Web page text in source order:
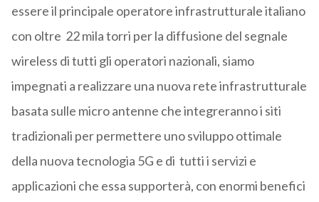
essere il principale operatore infrastrutturale italiano
con oltre 22 mila torri per la diffusione del segnale
wireless di tutti gli operatori nazionali, siamo
impegnati a realizzare una nuova rete infrastrutturale
basata sulle micro antenne che integreranno i siti
tradizionali per permettere uno sviluppo ottimale
della nuova tecnologia 5G e di tutti i servizi e
applicazioni che essa supporterà, con enormi benefici